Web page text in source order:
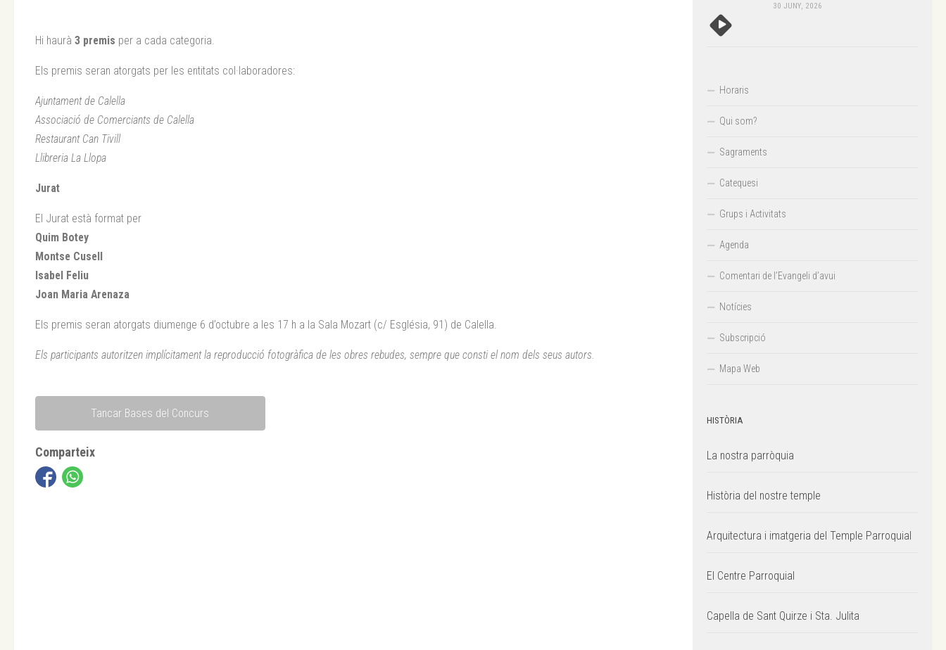
Hi haurà 3 premis per a cada categoria.
Els premis seran atorgats per les entitats col·laboradores:
Ajuntament de Calella
Associació de Comerciants de Calella
Restaurant Can Tivill
Llibreria La Llopa
Jurat
El Jurat està format per
Quim Botey
Montse Cusell
Isabel Feliu
Joan Maria Arenaza
Els premis seran atorgats diumenge 6 d’octubre a les 17 h a la Sala Mozart (c/ Església, 91) de Calella.
Els participants autoritzen implícitament la reproducció fotogràfica de les obres rebudes, sempre que consti el nom dels seus autors.
Tancar Bases del Concurs
Comparteix
30 JUNY, 2026
Horaris
Qui som?
Sagraments
Catequesi
Grups i Activitats
Agenda
Comentari de l’Evangeli d’avui
Notícies
Subscripció
Mapa Web
HISTÒRIA
La nostra parròquia
Història del nostre temple
Arquitectura i imatgeria del Temple Parroquial
El Centre Parroquial
Capella de Sant Quirze i Sta. Julita